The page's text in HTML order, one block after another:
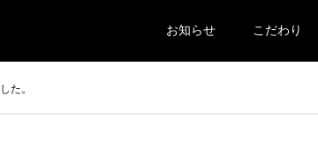
お知らせ こだわり
た。